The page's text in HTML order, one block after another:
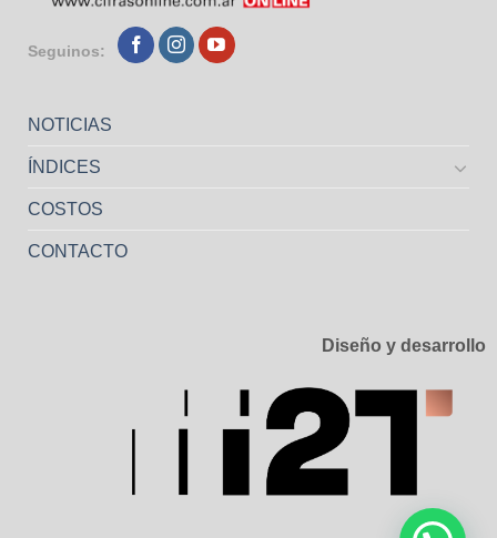
Seguinos:
NOTICIAS
ÍNDICES
COSTOS
CONTACTO
Diseño y desarrollo